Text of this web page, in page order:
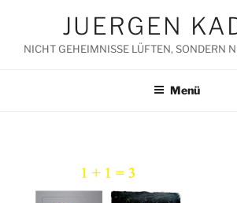
springen
JUERGEN
NICHT GEHEIMNISSE LÜFTEN, SONDERN
Menü